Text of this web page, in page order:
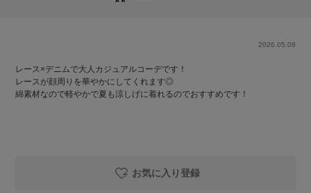
2026.05.08
レース×デニムで大人カジュアルコーデです！
レースが顔周りを華やかにしてくれます◎
綿素材なので軽やかで夏も涼しげに着れるのでおすすめです！
お気に入り登録